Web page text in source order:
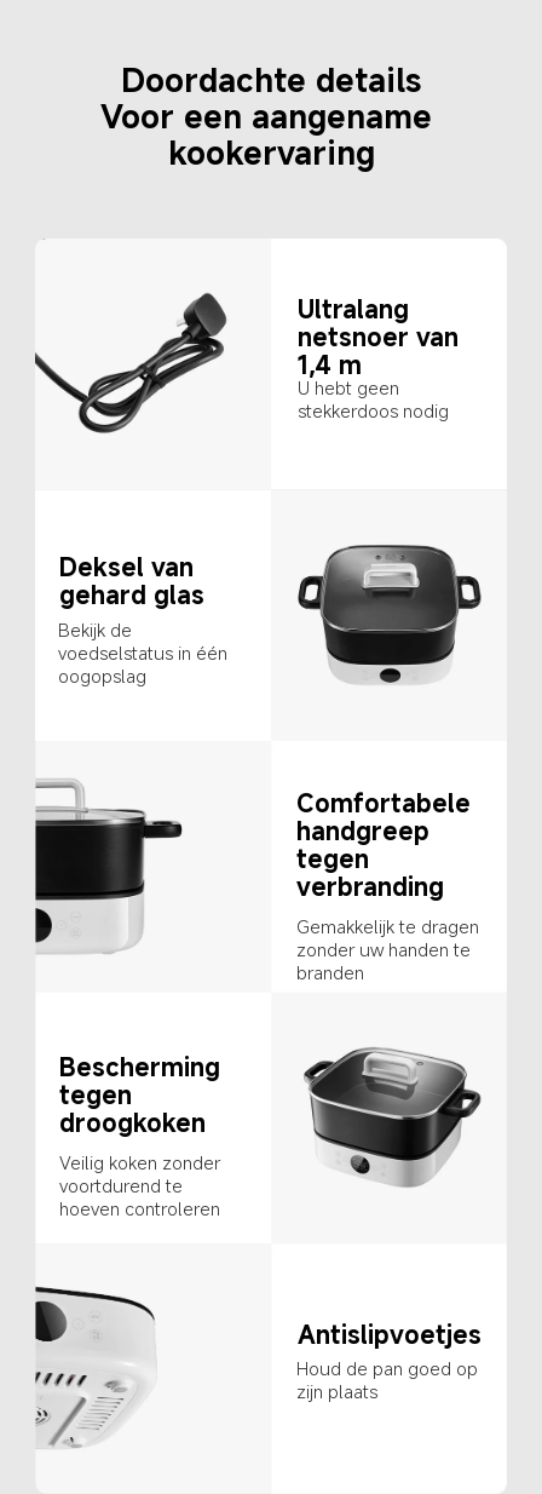
Doordachte details
Voor een aangename
kookervaring
Ultralang
netsnoer van
1,4 m
U hebt geen
stekkerdoos nodig
Deksel van
gehard glas
Bekijk de
voedselstatus in één
oogopslag
Comfortabele
handgreep
tegen
verbranding
Gemakkelijk te dragen
zonder uw handen te
branden
Bescherming
tegen
droogkoken
Veilig koken zonder
voortdurend te
hoeven controleren
Antislipvoetjes
Houd de pan goed op
zijn plaats